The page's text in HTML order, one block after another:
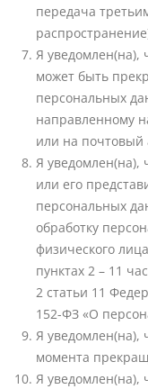
передача
Я уведомлен(на),
может быть
персональных
направленному
или на почтовый
Я уведомлен(на),
или его
персональных
обработку
физического
пунктах 2 – 11
2 статьи 11
152-ФЗ «О
Я уведомлен(на),
момента
Я уведомлен(на),